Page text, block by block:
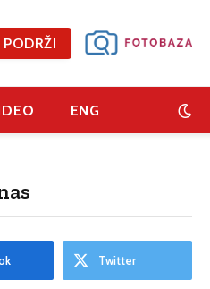
PODRŽI
ENG
Twitter